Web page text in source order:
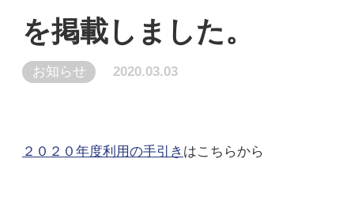
を掲載しました。
お知らせ 2020.03.03
２０２０年度利用の手引き はこちらから